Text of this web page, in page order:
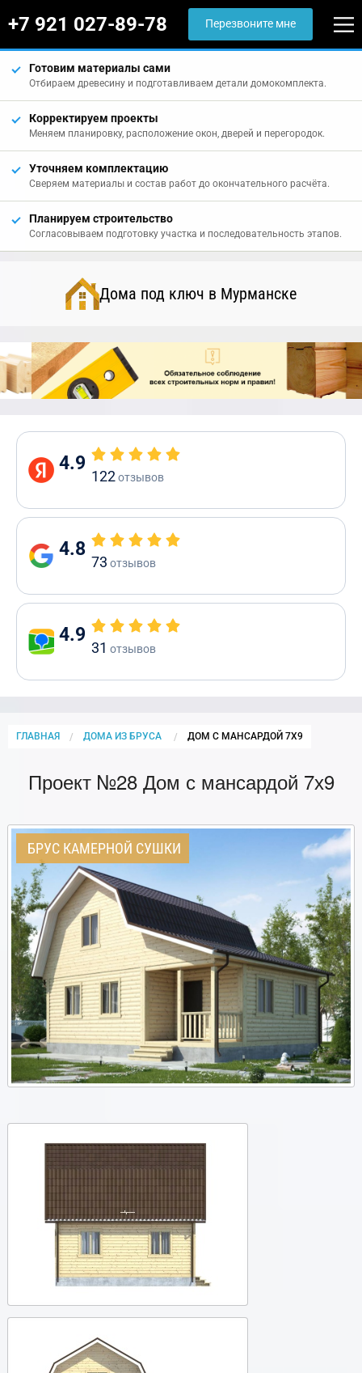
+7 921 027-89-78 Перезвоните мне
Готовим материалы сами
Отбираем древесину и подготавливаем детали домокомплекта.
Корректируем проекты
Меняем планировку, расположение окон, дверей и перегородок.
Уточняем комплектацию
Сверяем материалы и состав работ до окончательного расчёта.
Планируем строительство
Согласовываем подготовку участка и последовательность этапов.
Дома под ключ в Мурманске
4.9
122отзывов
4.8
73 отзывов
4.9
31 отзывов
ГЛАВНАЯ ДОМА ИЗ БРУСА CURRENT:
ДОМ С МАНСАРДОЙ 7Х9
Проект №28 Дом с мансардой 7х9
БРУС КАМЕРНОЙ СУШКИ